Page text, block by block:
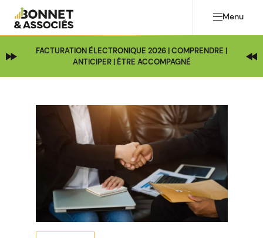
Menu
FACTURATION ÉLECTRONIQUE 2026 | COMPRENDRE |
ANTICIPER | ÊTRE ACCOMPAGNÉ